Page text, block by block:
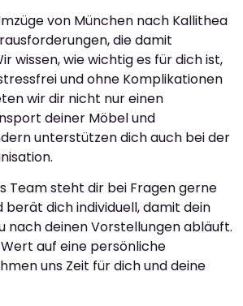
von München nach Kallithea
die damit
wissen, wie wichtig es für dich ist,
und ohne Komplikationen
wir dir nicht nur einen
deiner Möbel und
unterstützen dich auch bei der
Team steht dir bei Fragen gerne
berät dich individuell, damit dein
nach deinen Vorstellungen abläuft.
auf eine persönliche
uns Zeit für dich und deine